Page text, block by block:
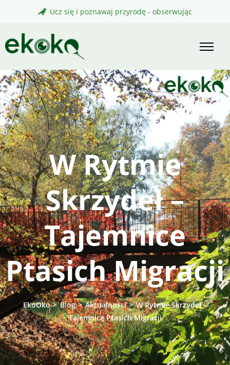
content
Ucz się i poznawaj przyrodę - obserwując
W Rytmie
Skrzydeł –
Tajemnice
Ptasich Migracji
EkoOko>Blog>Aktualności>W Rytmie Skrzydeł –
Tajemnice Ptasich Migracji